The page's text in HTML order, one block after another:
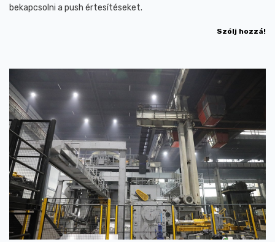
bekapcsolni a push értesítéseket.
Szólj hozzá!